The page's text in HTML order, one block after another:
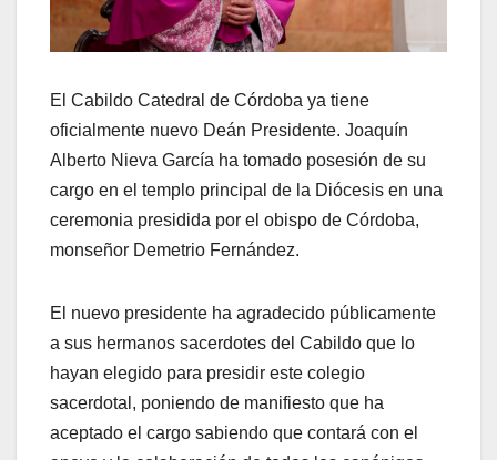
El Cabildo Catedral de Córdoba ya tiene
oficialmente nuevo Deán Presidente. Joaquín
Alberto Nieva García ha tomado posesión de su
cargo en el templo principal de la Diócesis en una
ceremonia presidida por el obispo de Córdoba,
monseñor Demetrio Fernández.
El nuevo presidente ha agradecido públicamente
a sus hermanos sacerdotes del Cabildo que lo
hayan elegido para presidir este colegio
sacerdotal, poniendo de manifiesto que ha
aceptado el cargo sabiendo que contará con el